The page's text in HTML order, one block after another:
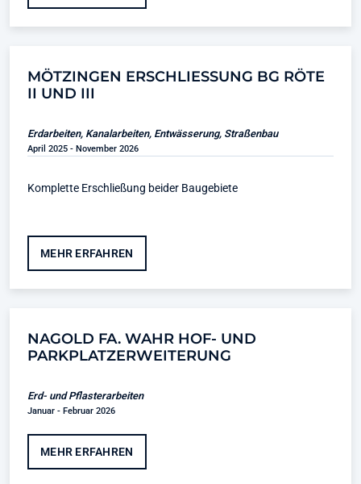
MÖTZINGEN ERSCHLIESSUNG BG RÖTE I
I UND III
Erdarbeiten, Kanalarbeiten, Entwässerung, Straßenbau
April 2025 - November 2026
Komplette Erschließung beider Baugebiete
MEHR ERFAHREN
NAGOLD FA. WAHR HOF- UND
PARKPLATZERWEITERUNG
Erd- und Pflasterarbeiten
Januar - Februar 2026
MEHR ERFAHREN